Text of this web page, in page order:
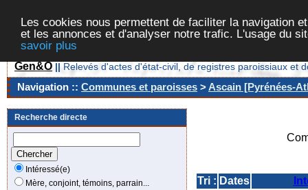
Les cookies nous permettent de faciliter la navigation
et les annonces et d'analyser notre trafic. L'usage du
savoir plus
Gen&O || Relevés d'actes d'état-civil, de registres paroissiaux et
Navigation :: Communes et paroisses >Ascain [Pyrénées-
Recherche directe
Intéressé(e)
Mère, conjoint, témoins, parrain...
Tri : Dates